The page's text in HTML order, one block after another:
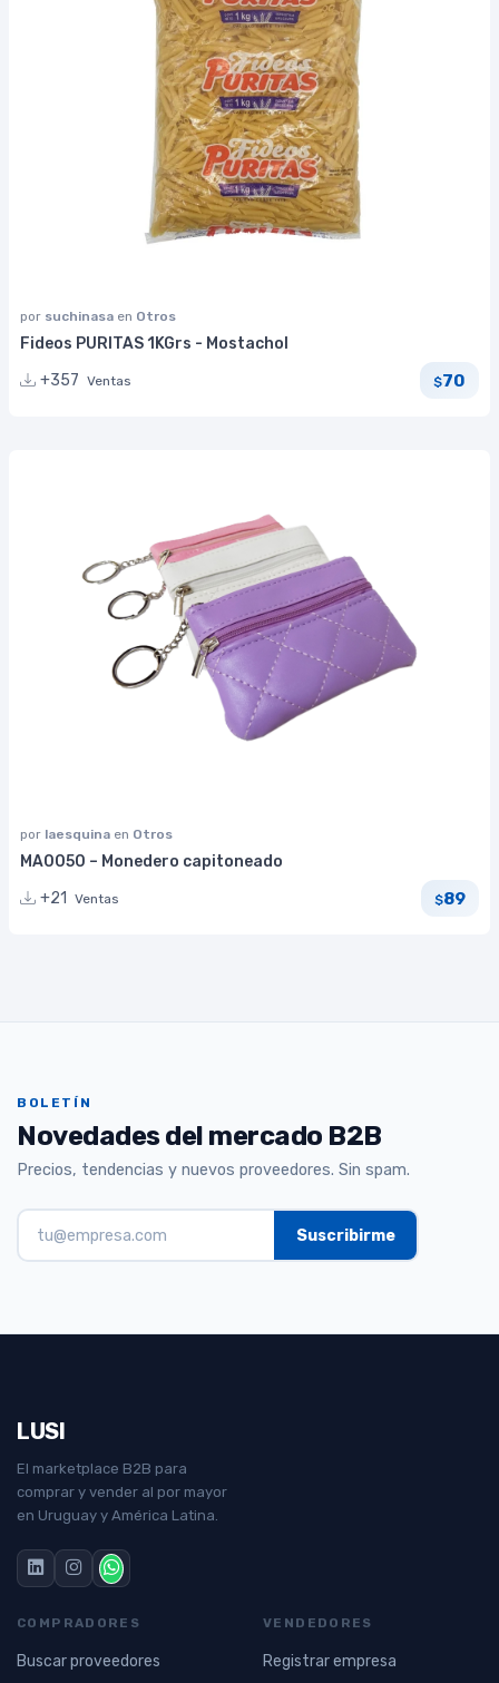
por suchinasa en Otros
Fideos PURITAS 1KGrs - Mostachol
+357 Ventas $70
por laesquina en Otros
MA0050 – Monedero capitoneado
+21
Ventas $89
BOLETÍN
Novedades del mercado B2B
Precios, tendencias y nuevos proveedores. Sin spam.
LUSI
El marketplace B2B para
comprar y vender al por mayor
en Uruguay y América Latina.
COMPRADORES
Buscar proveedores
VENDEDORES
Registrar empresa